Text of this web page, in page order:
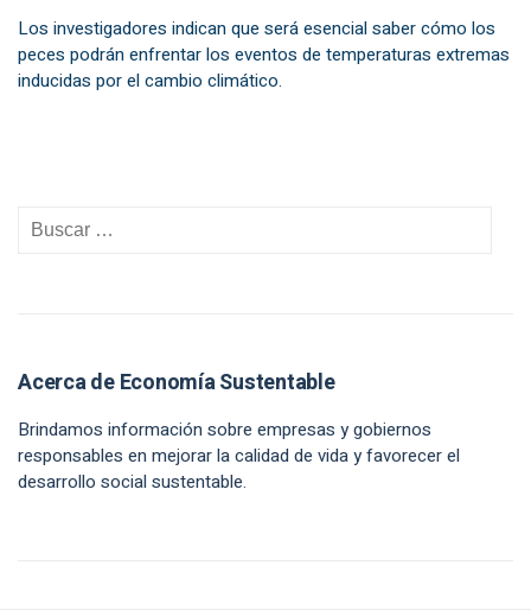
Los investigadores indican que será esencial saber cómo los
peces podrán enfrentar los eventos de temperaturas extremas
inducidas por el cambio climático.
Acerca de Economía Sustentable
Brindamos información sobre empresas y gobiernos
responsables en mejorar la calidad de vida y favorecer el
desarrollo social sustentable.